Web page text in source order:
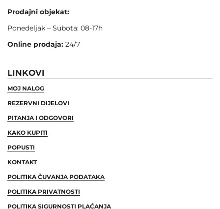
Prodajni objekat:
Ponedeljak – Subota: 08-17h
Online prodaja: 24/7
LINKOVI
MOJ NALOG
REZERVNI DIJELOVI
PITANJA I ODGOVORI
KAKO KUPITI
POPUSTI
KONTAKT
POLITIKA ČUVANJA PODATAKA
POLITIKA PRIVATNOSTI
POLITIKA SIGURNOSTI PLAĆANJA